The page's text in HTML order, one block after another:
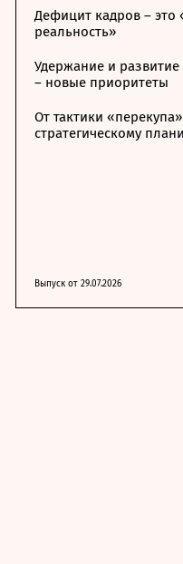
Дефицит кадров – это
реальность»
Удержание и развитие
– новые приоритеты
От тактики
стратегическому
Выпуск от 29.07.2026